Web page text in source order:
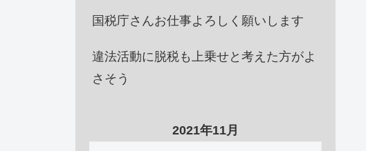
国税庁さんお仕事よろしく願いします
違法活動に脱税も上乗せと考えた方がよ
さそう
2021年11月